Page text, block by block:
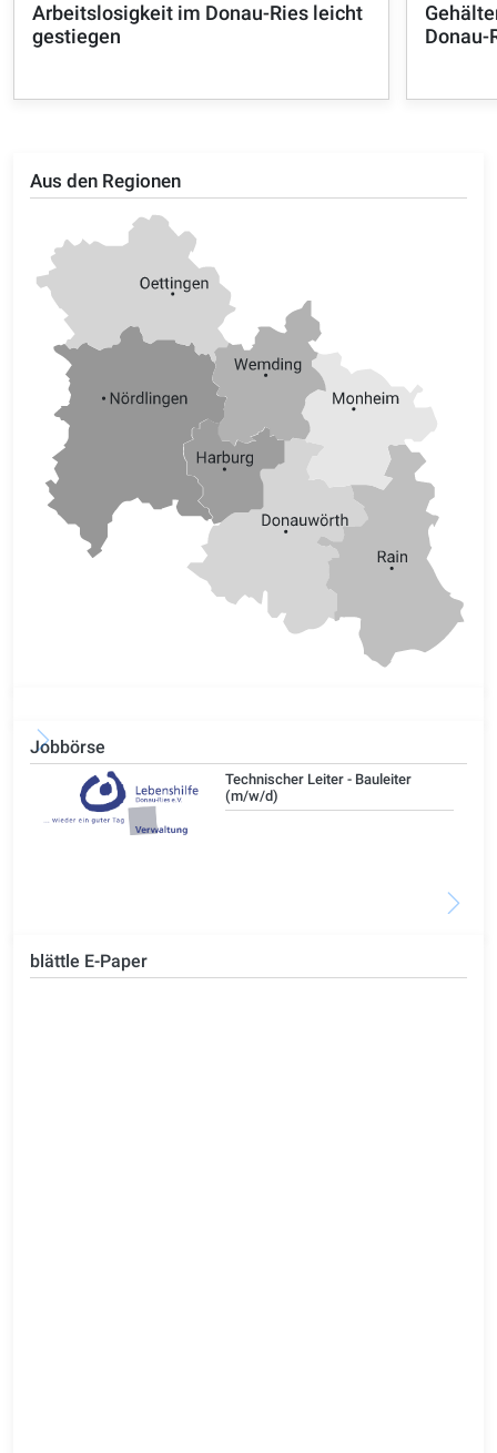
Aus den Regionen
Jobbörse
Technischer Leiter - Bauleiter
(m/w/d)
blättle E-Paper
Arbeitslosigkeit im Donau-Ries leicht
gestiegen
Donau-